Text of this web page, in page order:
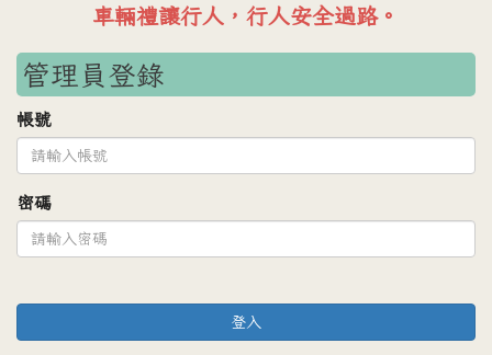
車輛禮讓行人，行人安全過路。
管理員登錄
帳號
密碼
登入